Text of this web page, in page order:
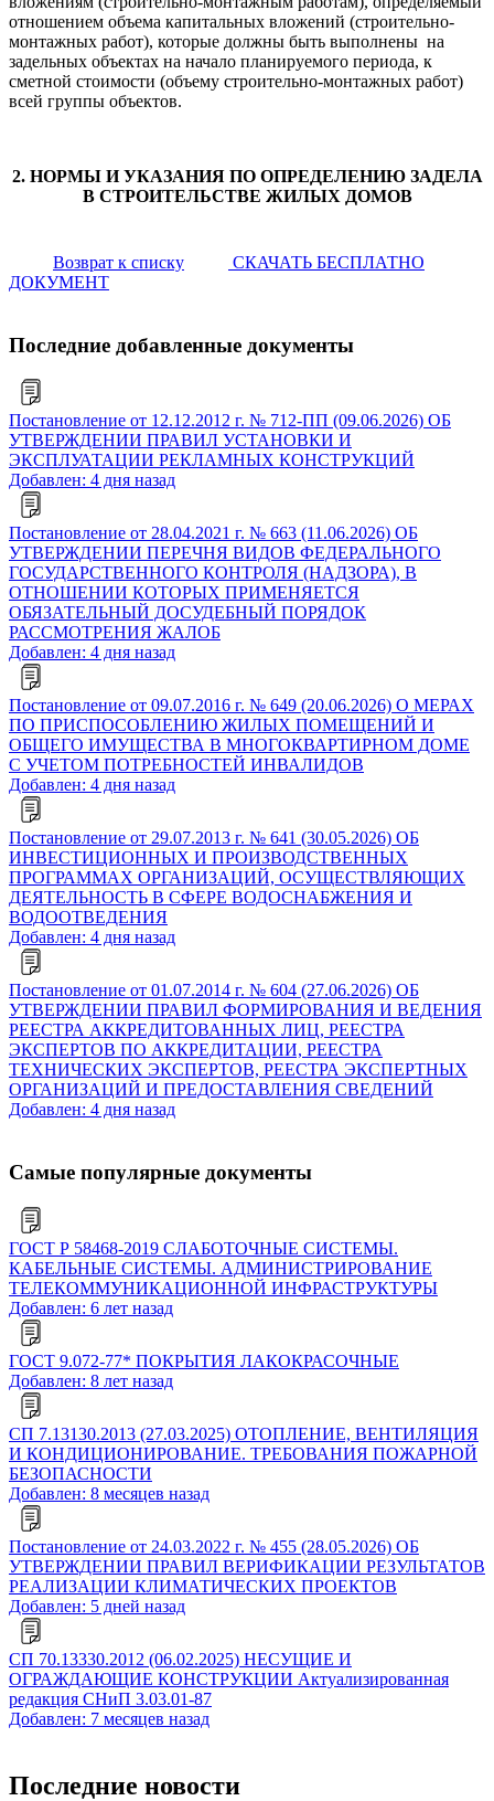
отношением объема капитальных вложений (строительно-
монтажных работ), которые должны быть выполнены на
задельных объектах на начало планируемого периода, к
сметной стоимости (объему строительно-монтажных работ)
всей группы объектов.
2. НОРМЫ И УКАЗАНИЯ ПО ОПРЕДЕЛЕНИЮ ЗАДЕЛА
В СТРОИТЕЛЬСТВЕ ЖИЛЫХ ДОМОВ
Возврат к списку
СКАЧАТЬ БЕСПЛАТНО
ДОКУМЕНТ
Последние добавленные документы
Постановление от 12.12.2012 г. № 712-ПП (09.06.2026) ОБ
УТВЕРЖДЕНИИ ПРАВИЛ УСТАНОВКИ И
ЭКСПЛУАТАЦИИ РЕКЛАМНЫХ КОНСТРУКЦИЙ
Добавлен: 4 дня назад
Постановление от 28.04.2021 г. № 663 (11.06.2026) ОБ
УТВЕРЖДЕНИИ ПЕРЕЧНЯ ВИДОВ ФЕДЕРАЛЬНОГО
ГОСУДАРСТВЕННОГО КОНТРОЛЯ (НАДЗОРА), В
ОТНОШЕНИИ КОТОРЫХ ПРИМЕНЯЕТСЯ
ОБЯЗАТЕЛЬНЫЙ ДОСУДЕБНЫЙ ПОРЯДОК
РАССМОТРЕНИЯ ЖАЛОБ
Добавлен: 4 дня назад
Постановление от 09.07.2016 г. № 649 (20.06.2026) О МЕРАХ
ПО ПРИСПОСОБЛЕНИЮ ЖИЛЫХ ПОМЕЩЕНИЙ И
ОБЩЕГО ИМУЩЕСТВА В МНОГОКВАРТИРНОМ ДОМЕ
С УЧЕТОМ ПОТРЕБНОСТЕЙ ИНВАЛИДОВ
Добавлен: 4 дня назад
Постановление от 29.07.2013 г. № 641 (30.05.2026) ОБ
ИНВЕСТИЦИОННЫХ И ПРОИЗВОДСТВЕННЫХ
ПРОГРАММАХ ОРГАНИЗАЦИЙ, ОСУЩЕСТВЛЯЮЩИХ
ДЕЯТЕЛЬНОСТЬ В СФЕРЕ ВОДОСНАБЖЕНИЯ И
ВОДООТВЕДЕНИЯ
Добавлен: 4 дня назад
Постановление от 01.07.2014 г. № 604 (27.06.2026) ОБ
УТВЕРЖДЕНИИ ПРАВИЛ ФОРМИРОВАНИЯ И ВЕДЕНИЯ
РЕЕСТРА АККРЕДИТОВАННЫХ ЛИЦ, РЕЕСТРА
ЭКСПЕРТОВ ПО АККРЕДИТАЦИИ, РЕЕСТРА
ТЕХНИЧЕСКИХ ЭКСПЕРТОВ, РЕЕСТРА ЭКСПЕРТНЫХ
ОРГАНИЗАЦИЙ И ПРЕДОСТАВЛЕНИЯ СВЕДЕНИЙ
Добавлен: 4 дня назад
Самые популярные документы
ГОСТ Р 58468-2019 СЛАБОТОЧНЫЕ СИСТЕМЫ.
КАБЕЛЬНЫЕ СИСТЕМЫ. АДМИНИСТРИРОВАНИЕ
ТЕЛЕКОММУНИКАЦИОННОЙ ИНФРАСТРУКТУРЫ
Добавлен: 6 лет назад
ГОСТ 9.072-77* ПОКРЫТИЯ ЛАКОКРАСОЧНЫЕ
Добавлен: 8 лет назад
СП 7.13130.2013 (27.03.2025) ОТОПЛЕНИЕ, ВЕНТИЛЯЦИЯ
И КОНДИЦИОНИРОВАНИЕ. ТРЕБОВАНИЯ ПОЖАРНОЙ
БЕЗОПАСНОСТИ
Добавлен: 8 месяцев назад
Постановление от 24.03.2022 г. № 455 (28.05.2026) ОБ
УТВЕРЖДЕНИИ ПРАВИЛ ВЕРИФИКАЦИИ РЕЗУЛЬТАТОВ
РЕАЛИЗАЦИИ КЛИМАТИЧЕСКИХ ПРОЕКТОВ
Добавлен: 5 дней назад
СП 70.13330.2012 (06.02.2025) НЕСУЩИЕ И
ОГРАЖДАЮЩИЕ КОНСТРУКЦИИ Актуализированная
редакция СНиП 3.03.01-87
Добавлен: 7 месяцев назад
Последние новости